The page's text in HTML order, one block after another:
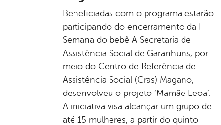
Beneficiadas com o programa estarão
participando do encerramento da I
Semana do bebê A Secretaria de
Assistência Social de Garanhuns, por
meio do Centro de Referência de
Assistência Social (Cras) Magano,
desenvolveu o projeto ‘Mamãe Leoa’.
A iniciativa visa alcançar um grupo de
até 15 mulheres, a partir do quinto